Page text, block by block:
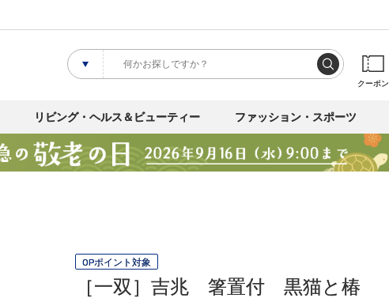
クーポン
リビング・ヘルス＆ビューティー ファッション・スポーツ
OPポイント対象
［一双］吉兆 箸置付 黒猫と椿